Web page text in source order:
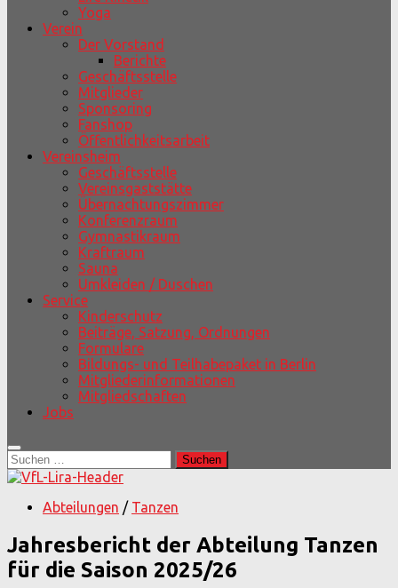
Yoga
Verein
Der Vorstand
Berichte
Geschäftsstelle
Mitglieder
Sponsoring
Fanshop
Öffentlichkeitsarbeit
Vereinsheim
Geschäftsstelle
Vereinsgaststätte
Übernachtungszimmer
Konferenzraum
Gymnastikraum
Kraftraum
Sauna
Umkleiden / Duschen
Service
Kinderschutz
Beiträge, Satzung, Ordnungen
Formulare
Bildungs- und Teilhabepaket in Berlin
Mitgliederinformationen
Mitgliedschaften
Jobs
Suchen
nach:
Abteilungen / Tanzen
Jahresbericht der Abteilung Tanzen
für die Saison 2025/26